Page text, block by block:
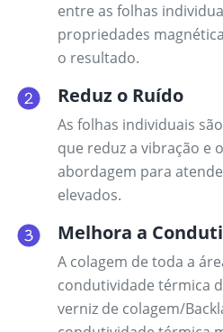
entre as folhas
propriedades
o resultado.
Reduz o Ruído
As folhas individuais
que reduz a vibração e
abordagem para
elevados.
Melhora a
A colagem de toda a
condutividade térmica
verniz de colagem/